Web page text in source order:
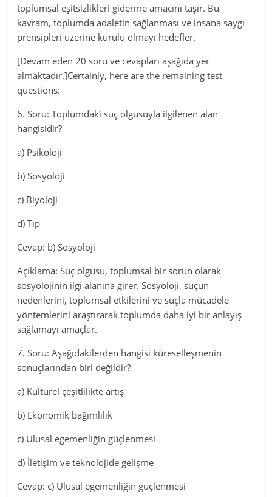
toplumsal eşitsizlikleri giderme amacını taşır. Bu
kavram, toplumda adaletin sağlanması ve insana saygı
prensipleri üzerine kurulu olmayı hedefler.
[Devam eden 20 soru ve cevapları aşağıda yer
almaktadır.]Certainly, here are the remaining test
questions:
6. Soru: Toplumdaki suç olgusuyla ilgilenen alan
hangisidir?
a) Psikoloji
b) Sosyoloji
c) Biyoloji
d) Tıp
Cevap: b) Sosyoloji
Açıklama: Suç olgusu, toplumsal bir sorun olarak
sosyolojinin ilgi alanına girer. Sosyoloji, suçun
nedenlerini, toplumsal etkilerini ve suçla mücadele
yöntemlerini araştırarak toplumda daha iyi bir anlayış
sağlamayı amaçlar.
7. Soru: Aşağıdakilerden hangisi küreselleşmenin
sonuçlarından biri değildir?
a) Kültürel çeşitlilikte artış
b) Ekonomik bağımlılık
c) Ulusal egemenliğin güçlenmesi
d) İletişim ve teknolojide gelişme
Cevap: c) Ulusal egemenliğin güçlenmesi